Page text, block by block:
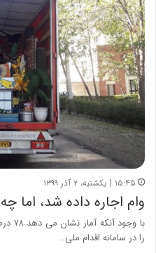
۱۵:۴۵ | یکشنبه، ۲ آذر ۱۳۹۹
وام اجاره داده شد، اما
با
را در سامانه اقدام ملی…